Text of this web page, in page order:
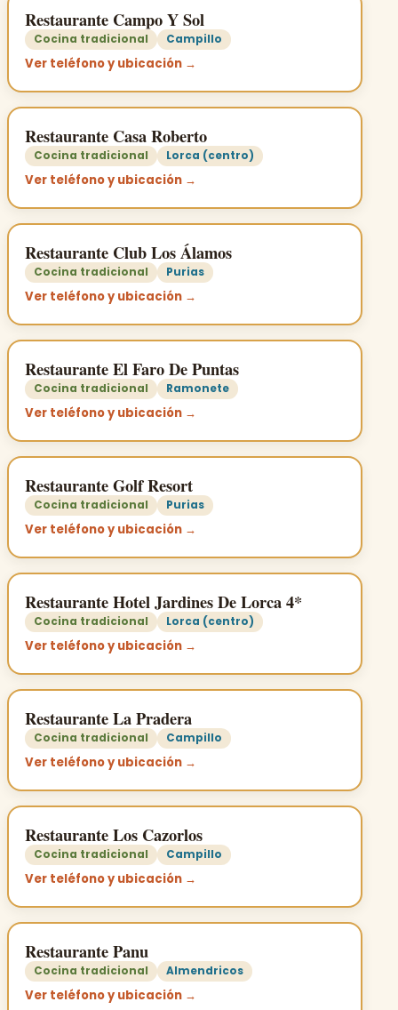
Restaurante Campo Y Sol
Cocina tradicional Campillo
Ver teléfono y ubicación →
Restaurante Casa Roberto
Cocina tradicional Lorca (centro)
Ver teléfono y ubicación →
Restaurante Club Los Álamos
Cocina tradicional Purias
Ver teléfono y ubicación →
Restaurante El Faro De Puntas
Cocina tradicional Ramonete
Ver teléfono y ubicación →
Restaurante Golf Resort
Cocina tradicional Purias
Ver teléfono y ubicación →
Restaurante Hotel Jardines De Lorca 4*
Cocina tradicional Lorca (centro)
Ver teléfono y ubicación →
Restaurante La Pradera
Cocina tradicional Campillo
Ver teléfono y ubicación →
Restaurante Los Cazorlos
Cocina tradicional Campillo
Ver teléfono y ubicación →
Restaurante Panu
Cocina tradicional Almendricos
Ver teléfono y ubicación →